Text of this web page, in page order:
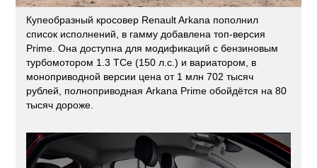
Купеобразный кросовер Renault Arkana пополнил
список исполнений, в гамму добавлена топ-версия
Prime. Она доступна для модификаций с бензиновым
турбомотором 1.3 TCe (150 л.с.) и вариатором, в
моноприводной версии цена от 1 млн 702 тысяч
рублей, полноприводная Arkana Prime обойдётся на 80
тысяч дороже.